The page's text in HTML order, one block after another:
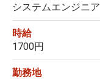
システムエンジニア
時給
1700円
勤務地